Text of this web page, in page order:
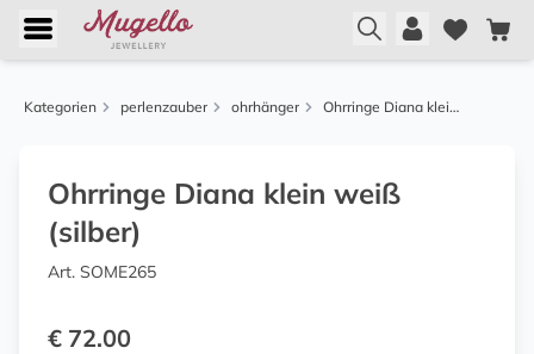
Kategorien perlenzauber ohrhänger Ohrringe Diana klein weiß (silber)
Ohrringe Diana klein weiß
(silber)
Art. SOME265
€ 72.00